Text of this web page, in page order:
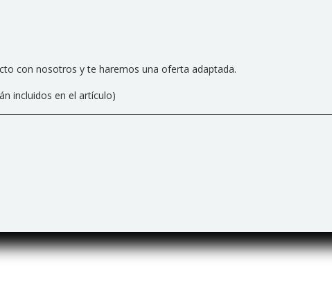
con nosotros y te haremos una oferta adaptada.
incluidos en el artículo)